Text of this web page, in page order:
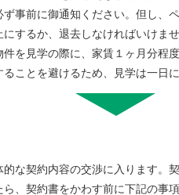
事前に御通知ください。但し、
するか、退去しなければいけませ
を見学の際に、家賃１ヶ月分程
ることを避けるため、見学は一
な契約内容の交渉に入ります。
、契約書をかわす前に下記の事